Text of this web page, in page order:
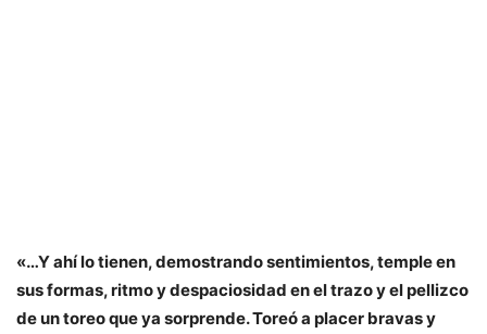
«…Y ahí lo tienen, demostrando sentimientos, temple en
sus formas, ritmo y despaciosidad en el trazo y el pellizco
de un toreo que ya sorprende. Toreó a placer bravas y